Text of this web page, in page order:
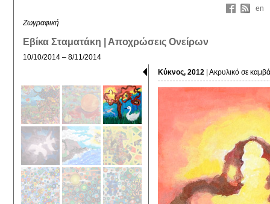
en
Ζωγραφική
Εβίκα Σταματάκη | Αποχρώσεις Ονείρων
10/10/2014 – 8/11/2014
Κύκνος, 2012 | Ακρυλικό σε